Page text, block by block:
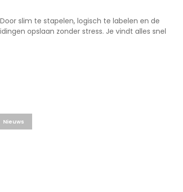
slim te stapelen, logisch te labelen en de
opslaan zonder stress. Je vindt alles snel
Nieuws